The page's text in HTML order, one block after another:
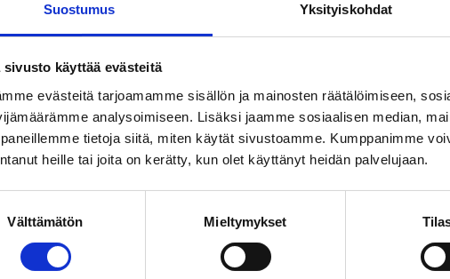
Suostumus Yksityiskohdat
sivusto käyttää evästeitä
evästeitä tarjoamamme sisällön ja mainosten räätälöimiseen,
analysoimiseen. Lisäksi jaamme sosiaalisen median,
tietoja siitä, miten käytät sivustoamme. Kumppanimme
heille tai joita on kerätty, kun olet käyttänyt heidän palvelujaan.
Välttämätön Mieltymykset
ensimmäisestä hausta